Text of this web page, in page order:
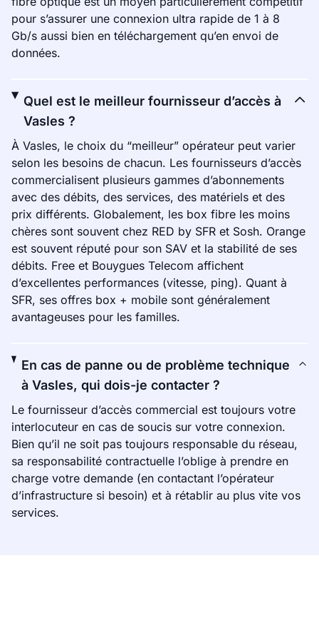
pour s’assurer une connexion ultra rapide de 1 à 8
Gb/s aussi bien en téléchargement qu’en envoi de
données.
Quel est le meilleur fournisseur d’accès à
Vasles ?
À Vasles, le choix du “meilleur” opérateur peut varier
selon les besoins de chacun. Les fournisseurs d’accès
commercialisent plusieurs gammes d’abonnements
avec des débits, des services, des matériels et des
prix différents. Globalement, les box fibre les moins
chères sont souvent chez RED by SFR et Sosh. Orange
est souvent réputé pour son SAV et la stabilité de ses
débits. Free et Bouygues Telecom affichent
d’excellentes performances (vitesse, ping). Quant à
SFR, ses offres box + mobile sont généralement
avantageuses pour les familles.
En cas de panne ou de problème technique
à Vasles, qui dois-je contacter ?
Le fournisseur d’accès commercial est toujours votre
interlocuteur en cas de soucis sur votre connexion.
Bien qu’il ne soit pas toujours responsable du réseau,
sa responsabilité contractuelle l’oblige à prendre en
charge votre demande (en contactant l’opérateur
d’infrastructure si besoin) et à rétablir au plus vite vos
services.